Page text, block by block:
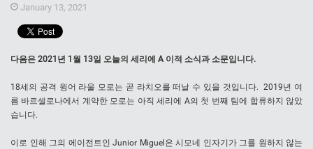
January 13, 2021
다음은 2021년 1월 13일 오늘의 세리에 A 이적 소식과 소문입니다.
18세의 공격 윙어 라울 모로는 곧 라치오를 떠날 수 있을 것입니다. 2019년 여
름 바르셀로나에서 계약한 모로는 아직 세리에 A의 첫 번째 팀에 합류하지 않았
습니다.
이로 인해 그의 에이전트인 Junior Miguel은 시모네 인자기가 그를 원하지 않는